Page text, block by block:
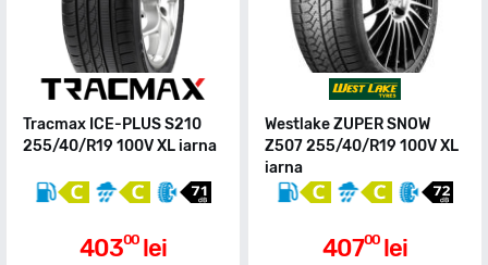
Tracmax ICE-PLUS S210
255/40/R19 100V XL iarna
40300 lei
Westlake ZUPER SNOW
Z507 255/40/R19 100V XL
iarna
40700 lei